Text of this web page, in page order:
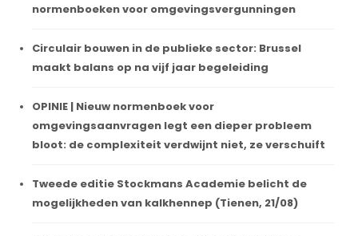
normenboeken voor omgevingsvergunningen
Circulair bouwen in de publieke sector: Brussel
maakt balans op na vijf jaar begeleiding
OPINIE | Nieuw normenboek voor
omgevingsaanvragen legt een dieper probleem
bloot: de complexiteit verdwijnt niet, ze verschuift
Tweede editie Stockmans Academie belicht de
mogelijkheden van kalkhennep (Tienen, 21/08)